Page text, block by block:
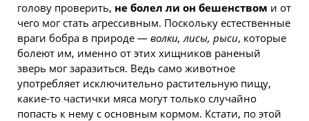
голову проверить, не болел ли он бешенством и от
чего мог стать агрессивным. Поскольку естественные
враги бобра в природе — волки, лисы, рыси, которые
болеют им, именно от этих хищников раненый
зверь мог заразиться. Ведь само животное
употребляет исключительно растительную пищу,
какие-то частички мяса могут только случайно
попасть к нему с основным кормом. Кстати, по этой